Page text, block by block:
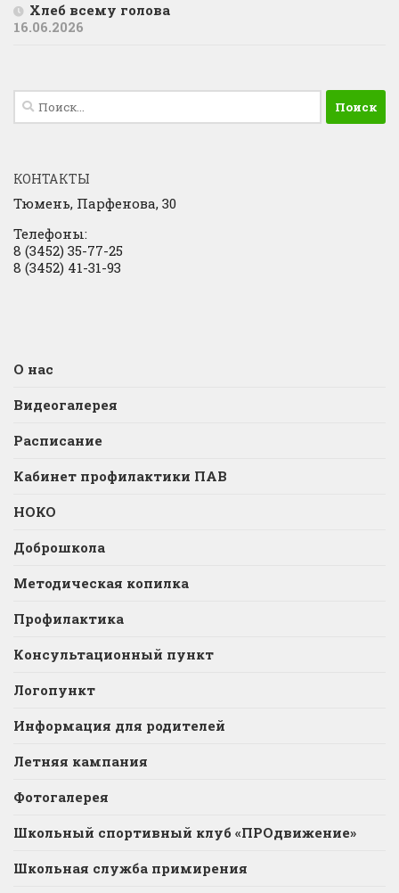
Хлеб всему голова
16.06.2026
Найти:
КОНТАКТЫ
Тюмень, Парфенова, 30
Телефоны:
8 (3452) 35-77-25
8 (3452) 41-31-93
О нас
Видеогалерея
Расписание
Кабинет профилактики ПАВ
НОКО
Доброшкола
Методическая копилка
Профилактика
Консультационный пункт
Логопункт
Информация для родителей
Летняя кампания
Фотогалерея
Школьный спортивный клуб «ПРОдвижение»
Школьная служба примирения